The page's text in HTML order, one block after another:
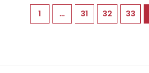
1 … 31 32 33